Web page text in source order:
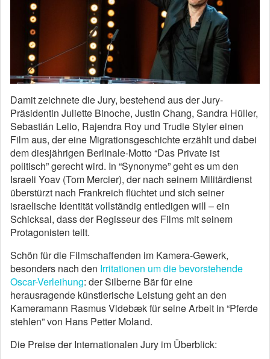
Damit zeichnete die Jury, bestehend aus der Jury-
Präsidentin Juliette Binoche, Justin Chang, Sandra Hüller,
Sebastián Lelio, Rajendra Roy und Trudie Styler einen
Film aus, der eine Migrationsgeschichte erzählt und dabei
dem diesjährigen Berlinale-Motto “Das Private ist
politisch” gerecht wird. In “Synonyme” geht es um den
Israeli Yoav (Tom Mercier), der nach seinem Militärdienst
überstürzt nach Frankreich flüchtet und sich seiner
israelische Identität vollständig entledigen will – ein
Schicksal, dass der Regisseur des Films mit seinem
Protagonisten teilt.
Schön für die Filmschaffenden im Kamera-Gewerk,
besonders nach den Irritationen um die bevorstehende
Oscar-Verleihung: der Silberne Bär für eine
herausragende künstlerische Leistung geht an den
Kameramann Rasmus Videbæk für seine Arbeit in “Pferde
stehlen” von Hans Petter Moland.
Die Preise der Internationalen Jury im Überblick: